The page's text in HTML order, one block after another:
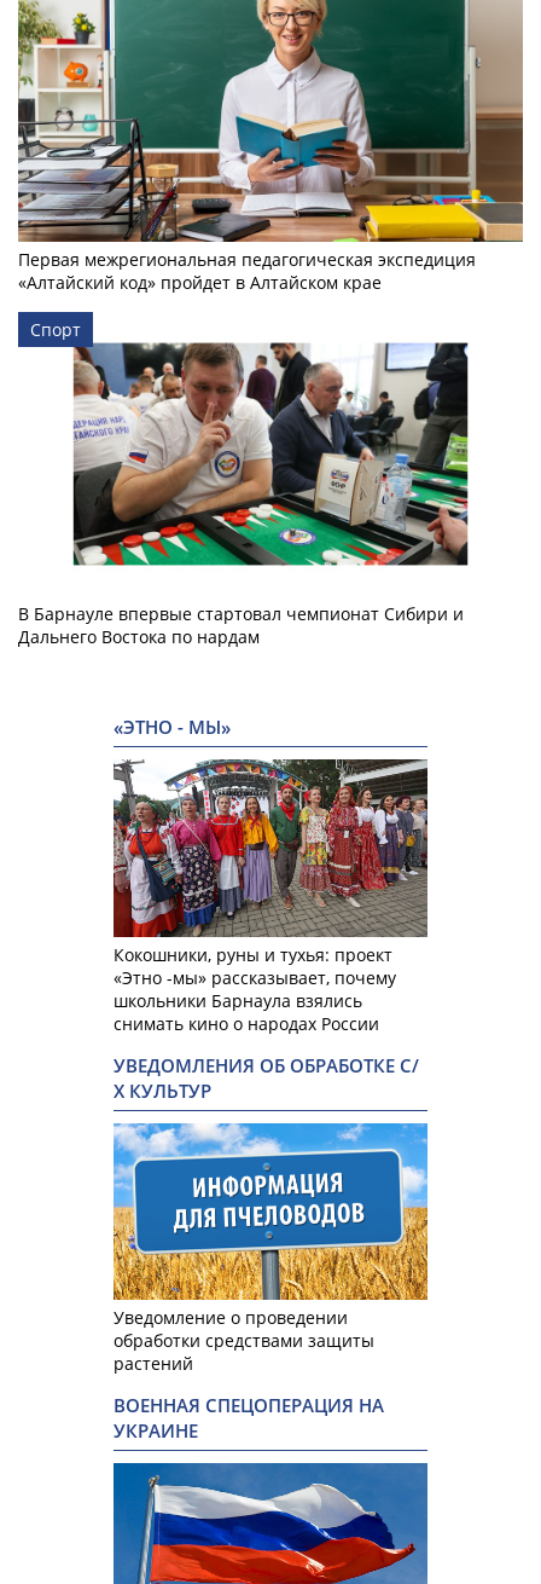
Первая межрегиональная педагогическая экспедиция
«Алтайский код» пройдет в Алтайском крае
Спорт
В Барнауле впервые стартовал чемпионат Сибири и
Дальнего Востока по нардам
«ЭТНО - МЫ»
Кокошники, руны и тухья: проект
«Этно -мы» рассказывает, почему
школьники Барнаула взялись
снимать кино о народах России
УВЕДОМЛЕНИЯ ОБ ОБРАБОТКЕ С/
Х КУЛЬТУР
Уведомление о проведении
обработки средствами защиты
растений
ВОЕННАЯ СПЕЦОПЕРАЦИЯ НА
УКРАИНЕ